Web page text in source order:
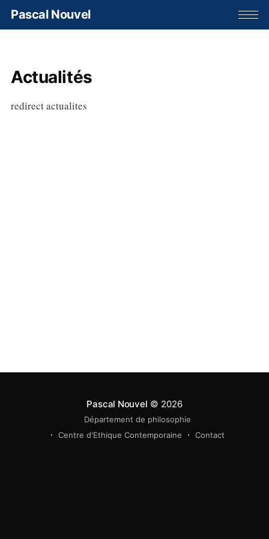
Pascal Nouvel
Actualités
redirect actualites
Pascal Nouvel © 2026
Département de philosophie
Centre d'Ethique Contemporaine
Contact